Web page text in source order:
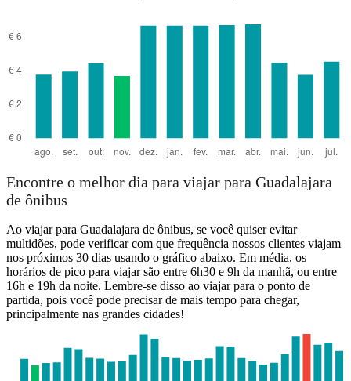
Encontre o melhor dia para viajar para Guadalajara
de ônibus
Ao viajar para Guadalajara de ônibus, se você quiser evitar
multidões, pode verificar com que frequência nossos clientes viajam
nos próximos 30 dias usando o gráfico abaixo. Em média, os
horários de pico para viajar são entre 6h30 e 9h da manhã, ou entre
16h e 19h da noite. Lembre-se disso ao viajar para o ponto de
partida, pois você pode precisar de mais tempo para chegar,
principalmente nas grandes cidades!